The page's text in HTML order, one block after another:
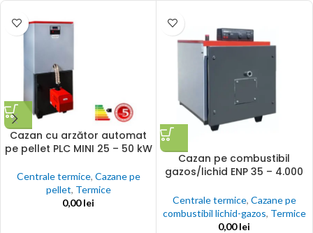
Cazan cu arzător automat
pe pellet PLC MINI 25 – 50 kW
Centrale termice, Cazane pe
pellet, Termice
0,00lei
Cazan pe combustibil
gazos/lichid ENP 35 – 4.000
Centrale termice, Cazane pe
combustibil lichid-gazos, Termice
0,00lei